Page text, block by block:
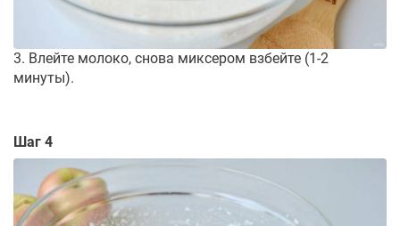
3. Влейте молоко, снова миксером взбейте (1-2
минуты).
Шаг 4